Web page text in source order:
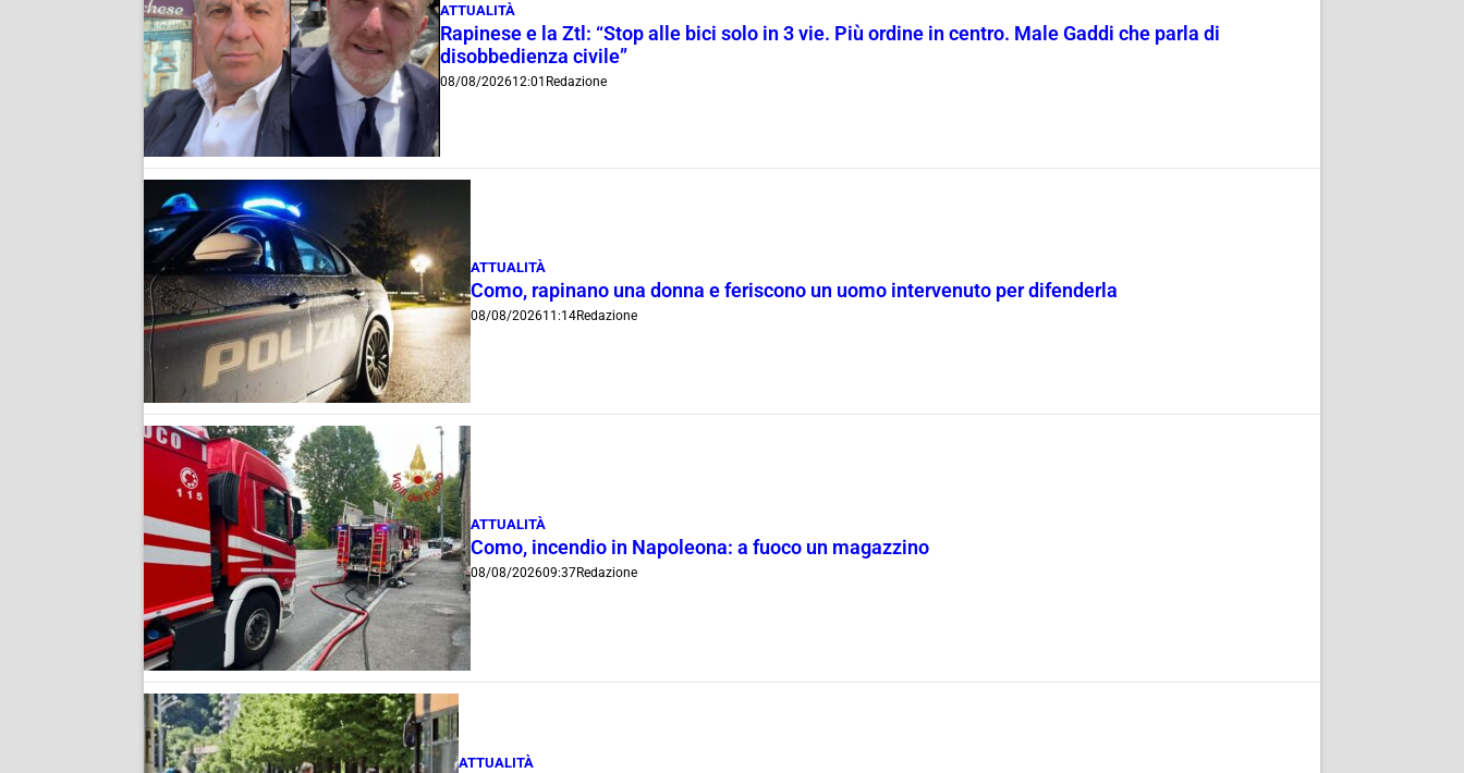
ATTUALITÀ
Rapinese e la Ztl: “Stop alle bici solo in 3 vie. Più ordine in centro. Male Gaddi che parla di
disobbedienza civile”
08/08/202612:01 Redazione
ATTUALITÀ
Como, rapinano una donna e feriscono un uomo intervenuto per difenderla
08/08/202611:14Redazione
ATTUALITÀ
Como, incendio in Napoleona: a fuoco un magazzino
08/08/202609:37Redazione
ATTUALITÀ